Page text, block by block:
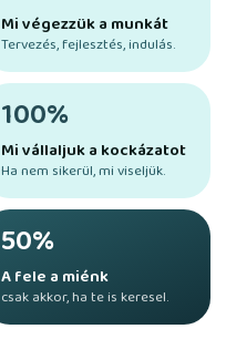
Mi végezzük a munkát
Tervezés, fejlesztés, indulás.
100%
Mi vállaljuk a kockázatot
Ha nem sikerül, mi viseljük.
50%
A fele a miénk
csak akkor, ha te is keresel.